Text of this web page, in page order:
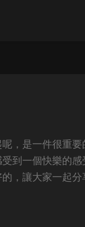
，是一件很重要
到一個快樂的感
，讓大家一起分